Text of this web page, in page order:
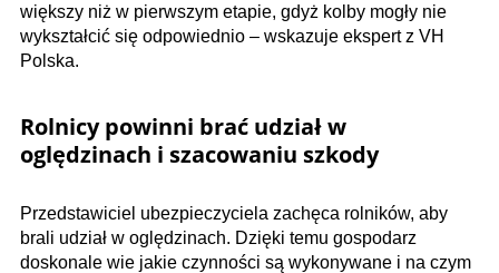
większy niż w pierwszym etapie, gdyż kolby mogły nie
wykształcić się odpowiednio – wskazuje ekspert z VH
Polska.
Rolnicy powinni brać udział w
oględzinach i szacowaniu szkody
Przedstawiciel ubezpieczyciela zachęca rolników, aby
brali udział w oględzinach. Dzięki temu gospodarz
doskonale wie jakie czynności są wykonywane i na czym